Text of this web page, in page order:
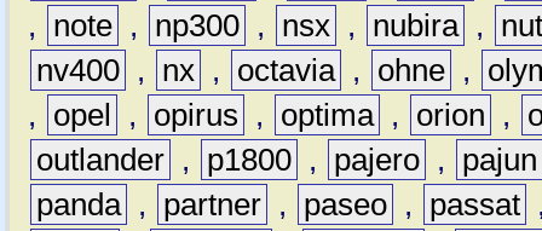
,
note , np300 , nsx , nubira ,
nv400 , nx , octavia , ohne ,
,
opel , opirus , optima , orion ,
outlander , p1800 , pajero ,
pajun
panda , partner , paseo , passat